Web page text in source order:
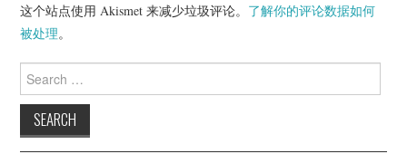
这个站点使用 Akismet 来减少垃圾评论。 了解你的评论数据如何
被处理。
Search
for: